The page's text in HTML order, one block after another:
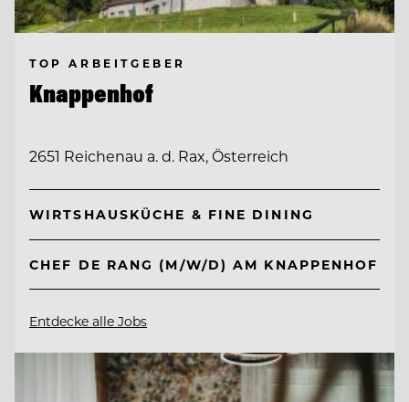
TOP ARBEITGEBER
Knappenhof
2651 Reichenau a. d. Rax, Österreich
WIRTSHAUSKÜCHE & FINE DINING
CHEF DE RANG (M/W/D) AM KNAPPENHOF
Entdecke alle Jobs